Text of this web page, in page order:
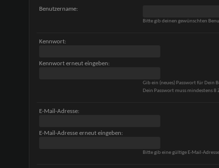
Benutzername:
Bitte gib deinen gewünschten
Kennwort:
Kennwort erneut eingeben:
Gib ein (neues) Passwort für Dein
Dein Passwort muss mindestens 8
E-Mail-Adresse:
E-Mail-Adresse erneut eingeben:
Bitte gib eine gültige E-Mail-